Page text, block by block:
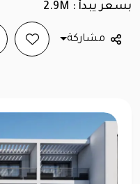
بسعر يبدأ : 2.9M
مشاركة